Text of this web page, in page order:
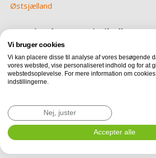
Østsjælland
Om Ejendomsstatistik.dk
Nu er vi endelig klar med en betaversion af
Ejendomsstatistik.dk. Hver måned vil du
data og statistik, vedrørende
Læs mere om metode, teknik og
Revisorerklæring omkring IT
relation til udbudsstatistik.
Vi bruger cookies
Vi kan placere disse til analyse af vores besøgende
vores websted, vise personaliseret indhold og for at
webstedsoplevelse. For mere information om
indstillingerne.
Nej, juster
Accepter alle